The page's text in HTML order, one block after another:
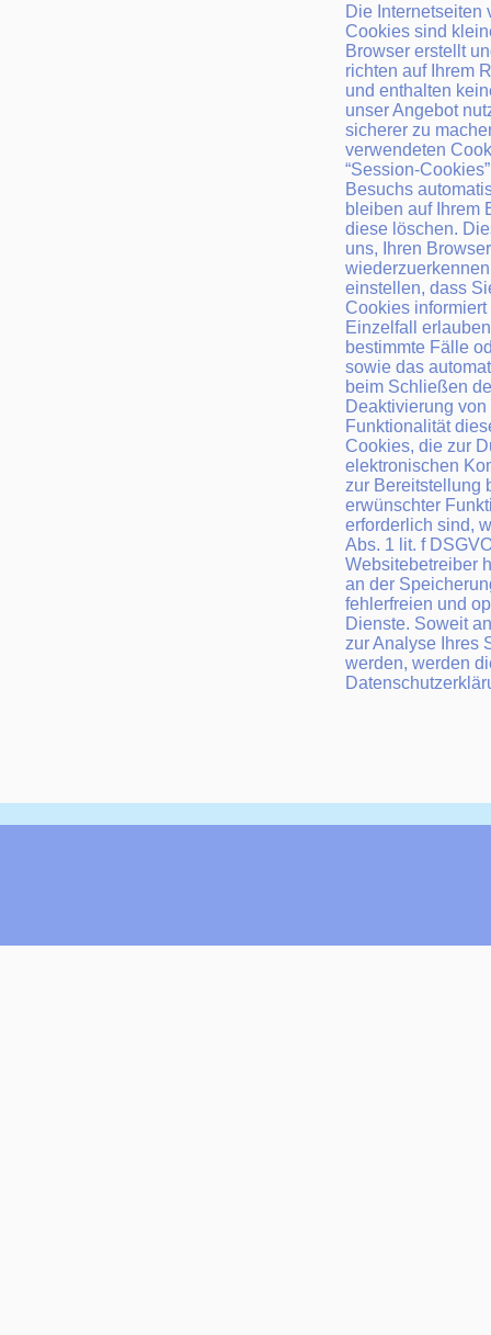
Die Internetseiten
Cookies sind
Browser erstellt
richten auf Ihrem
und enthalten
unser Angebot
sicherer zu
verwendeten
“Session-
Besuchs
bleiben auf Ihrem
diese löschen.
uns, Ihren
einstellen, dass
Cookies
Einzelfall
bestimmte Fälle
sowie das
beim Schließen
Deaktivierung
Funktionalität
Cookies, die zur
elektronischen
zur Bereitstellung
erwünschter
erforderlich sind,
Abs. 1 lit. f
Websitebetreiber
an der
fehlerfreien und
Dienste. Soweit
zur Analyse Ihres
werden, werden